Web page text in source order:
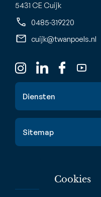
Cookies
5431 CE Cuijk
0485-319220
cuijk@twanpoels.nl
Diensten
Waardebepaling
Verhuur & huur
Sitemap
Nieuwbouw